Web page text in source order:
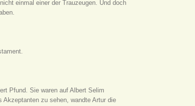
einmal einer der Trauzeugen. Und doch
Pfund. Sie waren auf Albert Selim
zu sehen, wandte Artur die